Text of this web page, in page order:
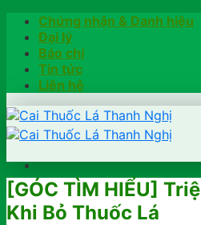
Skip
content
Chứng nhận & Danh hiệu
Đại lý
Báo chí
Tin tức
Liên hệ
Trang chủ
Hướng dẫn
[GÓC TÌM HIỂU]
Khi Bỏ Thuốc Lá